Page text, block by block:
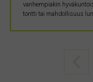
vanhempiakin
tontti tai mahdollisuus